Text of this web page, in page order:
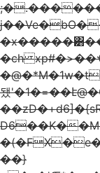
�ch
됐
D6��K�
��}